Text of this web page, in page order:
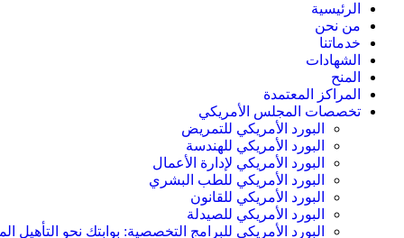
الرئيسية
من نحن
خدماتنا
الشهادات
المنح
المراكز المعتمدة
تخصصات المجلس الأمريكي
البورد الأمريكي للتمريض
البورد الأمريكي للهندسة
البورد الأمريكي لإدارة الأعمال
البورد الأمريكي للطب البشري
البورد الأمريكي للقانون
البورد الأمريكي للصيدلة
البورد الأمريكي للبرامج التخصصية: بوابتك نحو التأهيل